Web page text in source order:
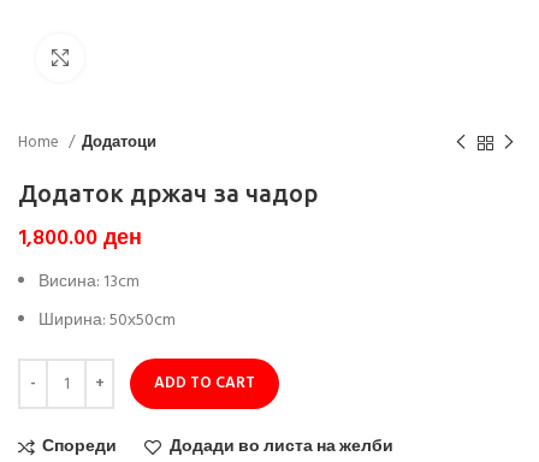
Home Додатоци
Додаток држач за чадор
1,800.00ден
Висина: 13cm
Ширина: 50х50cm
ADD TO CART
Спореди Додади во листа на желби